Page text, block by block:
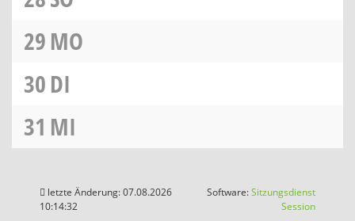
29MO
30DI
31 MI
letzte Änderung: 07.08.2026
10:14:32
Software:Sitzungsdienst
Session(Wird in